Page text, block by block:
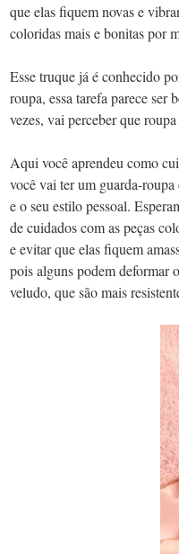
que elas fiquem novas e
coloridas mais e bonitas por
Esse truque já é conhecido
roupa, essa tarefa parece ser
vezes, vai perceber que
Aqui você aprendeu como
você vai ter um guarda-
e o seu estilo pessoal.
de cuidados com as peças
e evitar que elas fiquem
pois alguns podem deformar
veludo, que são mais